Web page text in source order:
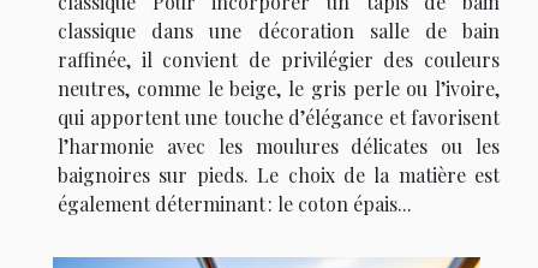
classique dans une décoration salle de bain
raffinée, il convient de privilégier des couleurs
neutres, comme le beige, le gris perle ou l’ivoire,
qui apportent une touche d’élégance et favorisent
l’harmonie avec les moulures délicates ou les
baignoires sur pieds. Le choix de la matière est
également déterminant : le coton épais...